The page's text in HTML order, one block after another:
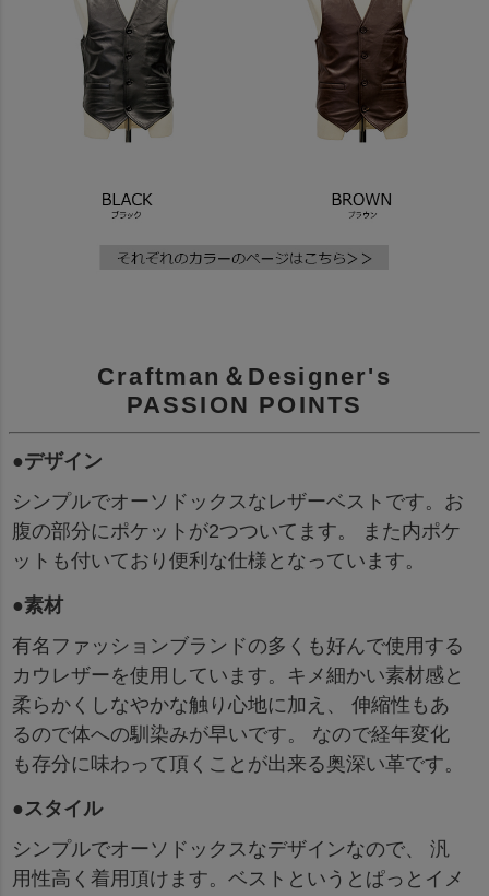
Craftman＆Designer's
PASSION POINTS
●デザイン
シンプルでオーソドックスなレザーベストです。お
腹の部分にポケットが2つついてます。 また内ポケ
ットも付いており便利な仕様となっています。
●素材
有名ファッションブランドの多くも好んで使用する
カウレザーを使用しています。キメ細かい素材感と
柔らかくしなやかな触り心地に加え、 伸縮性もあ
るので体への馴染みが早いです。 なので経年変化
も存分に味わって頂くことが出来る奥深い革です。
●スタイル
シンプルでオーソドックスなデザインなので、 汎
用性高く着用頂けます。ベストというとぱっとイメ